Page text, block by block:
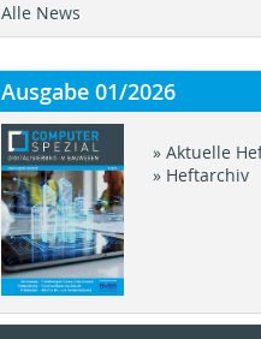
Alle News
Ausgabe 01/2026
» Aktuelle
» Heftarchiv